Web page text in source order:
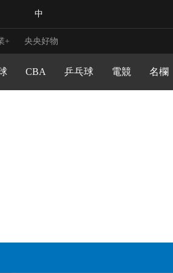
中
+ 央央好物
綜合體育 亞冬會
CBA 乒乓球 電競 名欄
冠軍歐洲
健身動起來
馬拉松頻道 中華體育文化